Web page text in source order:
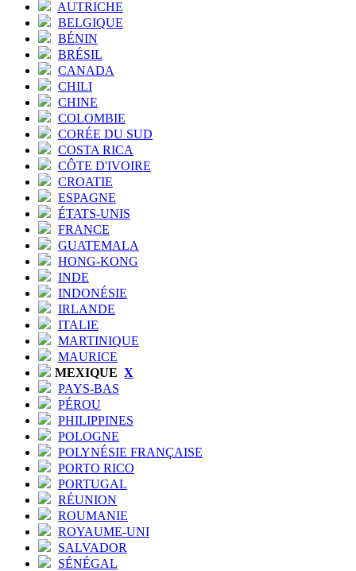
AUTRICHE
BELGIQUE
BÉNIN
BRÉSIL
CANADA
CHILI
CHINE
COLOMBIE
CORÉE DU SUD
COSTA RICA
CÔTE D'IVOIRE
CROATIE
ESPAGNE
ÉTATS-UNIS
FRANCE
GUATEMALA
HONG-KONG
INDE
INDONÉSIE
IRLANDE
ITALIE
MARTINIQUE
MAURICE
MEXIQUE X
PAYS-BAS
PÉROU
PHILIPPINES
POLOGNE
POLYNÉSIE FRANÇAISE
PORTO RICO
PORTUGAL
RÉUNION
ROUMANIE
ROYAUME-UNI
SALVADOR
SÉNÉGAL